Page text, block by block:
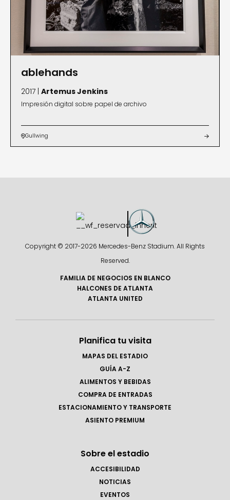
ablehands
2017 | Artemus Jenkins
Impresión digital sobre papel de archivo
Gullwing 
Copyright © 2017-2026 Mercedes-Benz Stadium. All Rights
Reserved.
FAMILIA DE NEGOCIOS EN BLANCO
HALCONES DE ATLANTA
ATLANTA UNITED
Planifica tu visita
MAPAS DEL ESTADIO
GUÍA A-Z
ALIMENTOS Y BEBIDAS
COMPRA DE ENTRADAS
ESTACIONAMIENTO Y TRANSPORTE
ASIENTO PREMIUM
Sobre el estadio
ACCESIBILIDAD
NOTICIAS
EVENTOS